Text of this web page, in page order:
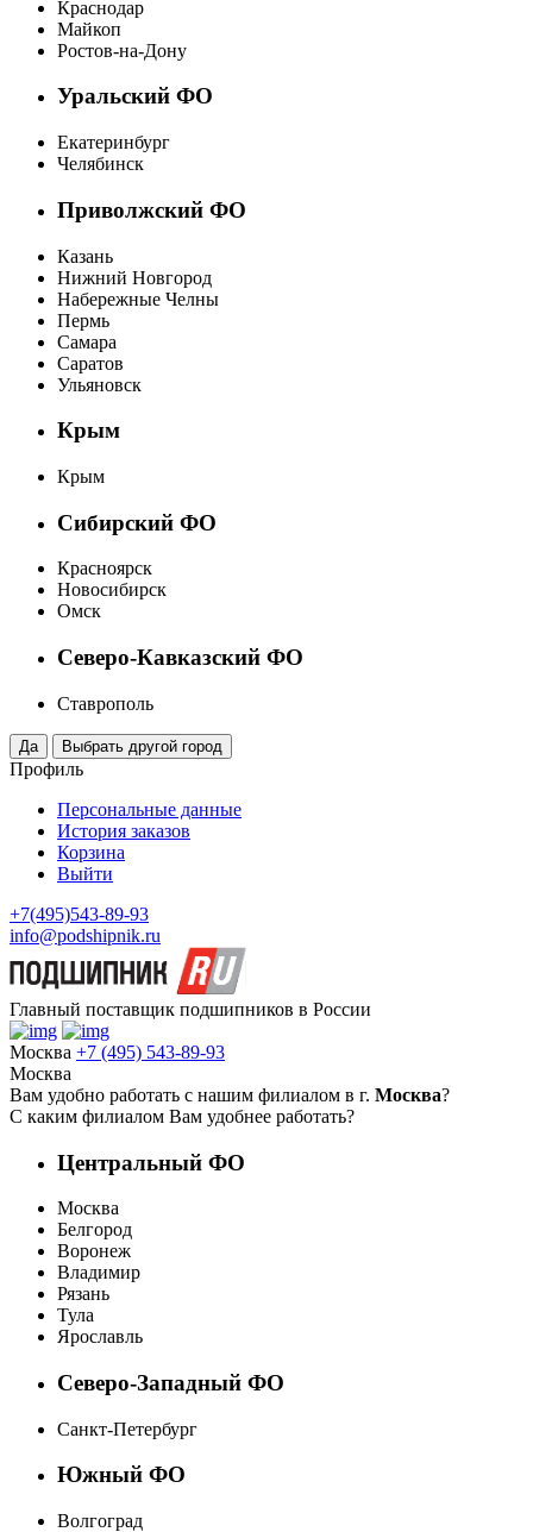
Краснодар
Майкоп
Ростов-на-Дону
Уральский ФО
Екатеринбург
Челябинск
Приволжский ФО
Казань
Нижний Новгород
Набережные Челны
Пермь
Самара
Саратов
Ульяновск
Крым
Крым
Сибирский ФО
Красноярск
Новосибирск
Омск
Северо-Кавказский ФО
Ставрополь
Профиль
Персональные данные
История заказов
Корзина
Выйти
+7(495)543-89-93
info@podshipnik.ru
Главный поставщик подшипников в России
Москва +7 (495) 543-89-93
Москва
Вам удобно работать с нашим филиалом в г. Москва?
С каким филиалом Вам удобнее работать?
Центральный ФО
Москва
Белгород
Воронеж
Владимир
Рязань
Тула
Ярославль
Северо-Западный ФО
Санкт-Петербург
Южный ФО
Волгоград